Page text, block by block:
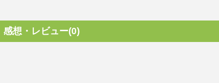
感想・レビュー(0)